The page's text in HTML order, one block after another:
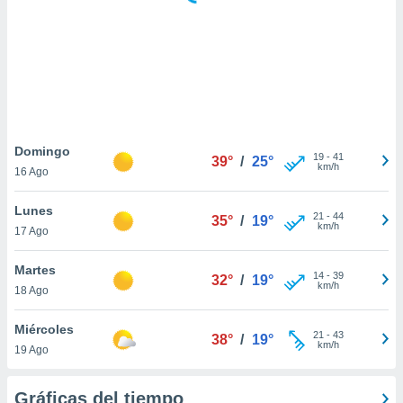
únicos
similares
como
IP
posible
traten tus
en
Para
Domingo
16 Ago
39° / 25° 19- 41
km/h
Lunes
17 Ago
35° / 19° 21 - 44
km/h
Martes
18 Ago
32° / 19° 14- 39
km/h
Miércoles
19 Ago
38° / 19° 21 - 43
km/h
Gráficas del tiempo